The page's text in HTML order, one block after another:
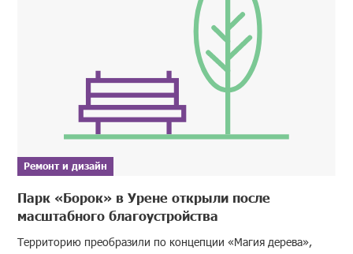
Ремонт и дизайн
Парк «Борок» в Урене открыли после
масштабного благоустройства
Территорию преобразили по концепции «Магия дерева»,